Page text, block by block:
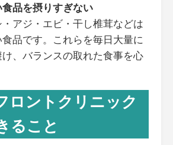
品を摂りすぎない
アジ・エビ・干し椎茸などは
品です。これらを毎日大量に
、バランスの取れた食事を心
ロントクリニック
ること